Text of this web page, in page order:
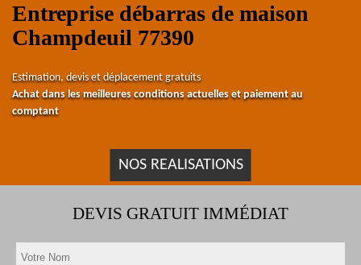
Entreprise débarras de maison
Champdeuil 77390
Estimation, devis et déplacement gratuits
Achat dans les meilleures conditions actuelles et paiement au
comptant
NOS REALISATIONS
DEVIS GRATUIT IMMÉDIAT